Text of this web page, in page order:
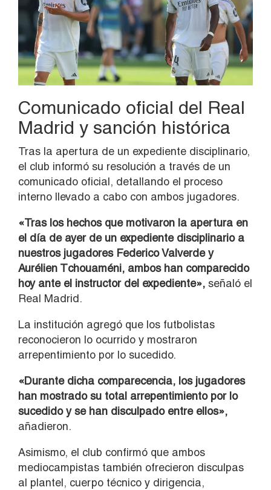
Comunicado oficial del Real
Madrid y sanción histórica
Tras la apertura de un expediente disciplinario,
el club informó su resolución a través de un
comunicado oficial, detallando el proceso
interno llevado a cabo con ambos jugadores.
«Tras los hechos que motivaron la apertura en
el día de ayer de un expediente disciplinario a
nuestros jugadores Federico Valverde y
Aurélien Tchouaméni, ambos han comparecido
hoy ante el instructor del expediente», señaló el
Real Madrid.
La institución agregó que los futbolistas
reconocieron lo ocurrido y mostraron
arrepentimiento por lo sucedido.
«Durante dicha comparecencia, los jugadores
han mostrado su total arrepentimiento por lo
sucedido y se han disculpado entre ellos»,
añadieron.
Asimismo, el club confirmó que ambos
mediocampistas también ofrecieron disculpas
al plantel, cuerpo técnico y dirigencia,